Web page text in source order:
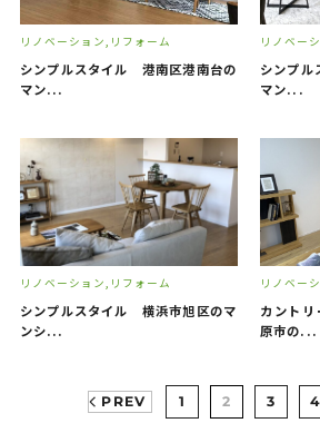
リノベーション リフォーム
シンプルスタイル 港南区港南台の
マン...
リノベー
シンプ
マン...
リノベーション リフォーム
シンプルスタイル 横浜市旭区のマ
ンシ...
リノベー
カント
原市の...
PREV 1 2 3 4